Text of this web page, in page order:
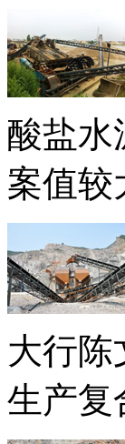
酸盐水
案值较
大行陈
生产复